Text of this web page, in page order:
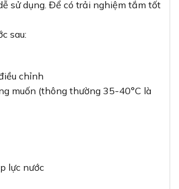
sử dụng. Để có trải nghiệm tắm tốt
sau:
chỉnh
muốn (thông thường 35-40°C là
lực nước